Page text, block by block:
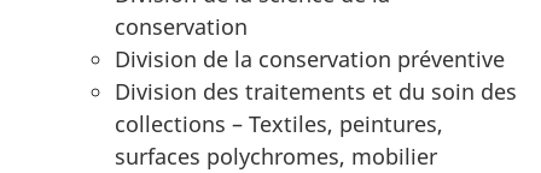
conservation
Division de la conservation préventive
Division des traitements et du soin des
collections – Textiles, peintures,
surfaces polychromes, mobilier